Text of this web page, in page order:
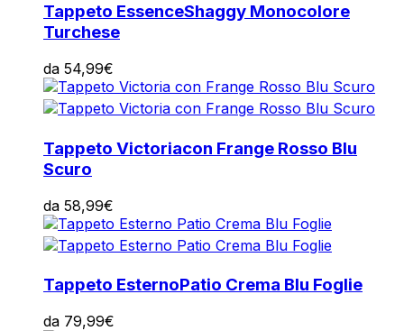
Tappeto EssenceShaggy Monocolore
Turchese
da 54,99€
Tappeto Victoriacon Frange Rosso Blu
Scuro
da 58,99€
Tappeto EsternoPatio Crema Blu Foglie
da 79,99€